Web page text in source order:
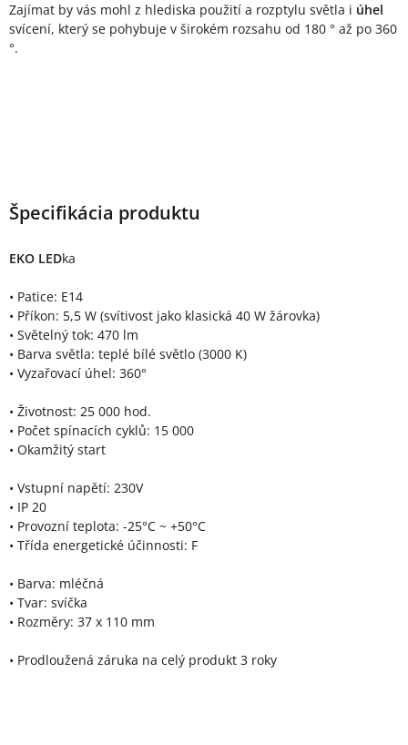
Zajímat by vás mohl z hlediska použití a rozptylu světla i úhel
svícení, který se pohybuje v širokém rozsahu od 180 ° až po 360
°.
Špecifikácia produktu
EKO LEDka
• Patice: E14
• Příkon: 5,5 W (svítivost jako klasická 40 W žárovka)
• Světelný tok: 470 lm
• Barva světla: teplé bílé světlo (3000 K)
• Vyzařovací úhel: 360°
• Životnost: 25 000 hod.
• Počet spínacích cyklů: 15 000
• Okamžitý start
• Vstupní napětí: 230V
• IP 20
• Provozní teplota: -25°C ~ +50°C
• Třída energetické účinnosti: F
• Barva: mléčná
• Tvar: svíčka
• Rozměry: 37 x 110 mm
• Prodloužená záruka na celý produkt 3 roky